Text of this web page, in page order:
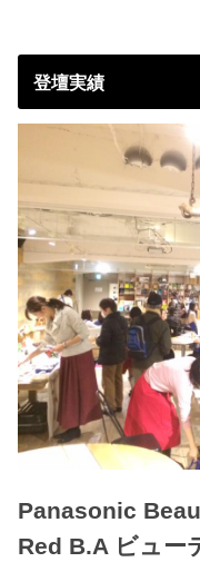
登壇実績
Panasonic
Red B.A ビュー